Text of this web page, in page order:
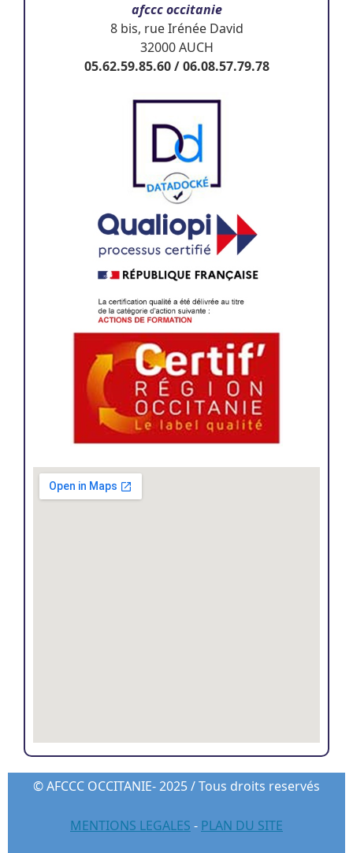
afccc occitanie
8 bis, rue Irénée David
32000 AUCH
05.62.59.85.60 / 06.08.57.79.78
© AFCCC OCCITANIE- 2025 / Tous droits reservés
MENTIONS LEGALES - PLAN DU SITE